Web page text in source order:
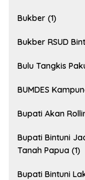
Bukber (1)
Bukber RSUD
Bulu Tangkis
BUMDES
Bupati Akan
Bupati Bintuni
Tanah Papua (1)
Bupati Bintuni